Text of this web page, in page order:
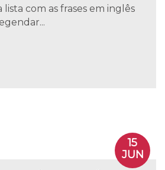
lista com as frases em inglês
15
JUN